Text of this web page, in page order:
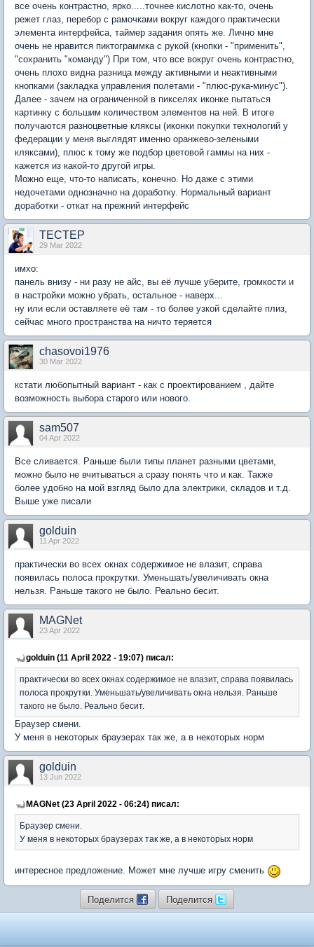
все очень контрастно, ярко.....точнее кислотно как-то, очень
режет глаз, перебор с рамочками вокруг каждого практически
элемента интерфейса, таймер задания опять же. Лично мне
очень не нравится пиктограммка с рукой (кнопки - "применить",
"сохранить "команду") При том, что все вокруг очень контрастно,
очень плохо видна разница между активными и неактивными
кнопками (закладка управления полетами - "плюс-рука-минус").
Далее - зачем на ограниченной в пикселях иконке пытаться
картинку с большим количеством элементов на ней. В итоге
получаются разноцветные кляксы (иконки покупки технологий у
федерации у меня выглядят именно оранжево-зелеными
кляксами), плюс к тому же подбор цветовой гаммы на них -
кажется из какой-то другой игры.
Можно еще, что-то написать, конечно. Но даже с этими
недочетами однозначно на доработку. Нормальный вариант
доработки - откат на прежний интерфейс
TECTEP
29 Mar 2022
имхо:
панель внизу - ни разу не айс, вы её лучше уберите, громкости и
в настройки можно убрать, остальное - наверх...
ну или если оставляете её там - то более узкой сделайте плиз,
сейчас много пространства на ничто теряется
chasovoi1976
30 Mar 2022
кстати любопытный вариант - как с проектированием , дайте
возможность выбора старого или нового.
sam507
04 Apr 2022
Все сливается. Раньше были типы планет разными цветами,
можно было не вчитываться а сразу понять что и как. Также
более удобно на мой взгляд было дла электрики, складов и т.д.
Выше уже писали
golduin
11 Apr 2022
практически во всех окнах содержимое не влазит, справа
появилась полоса прокрутки. Уменьшать/увеличивать окна
нельзя. Раньше такого не было. Реально бесит.
MAGNet
23 Apr 2022
golduin (11 April 2022 - 19:07) писал:
практически во всех окнах содержимое не влазит, справа появилась
полоса прокрутки. Уменьшать/увеличивать окна нельзя. Раньше
такого не было. Реально бесит.
Браузер смени.
У меня в некоторых браузерах так же, а в некоторых норм
golduin
13 Jun 2022
MAGNet (23 April 2022 - 06:24) писал:
Браузер смени.
У меня в некоторых браузерах так же, а в некоторых норм
интересное предложение. Может мне лучше игру сменить
Поделится Поделится